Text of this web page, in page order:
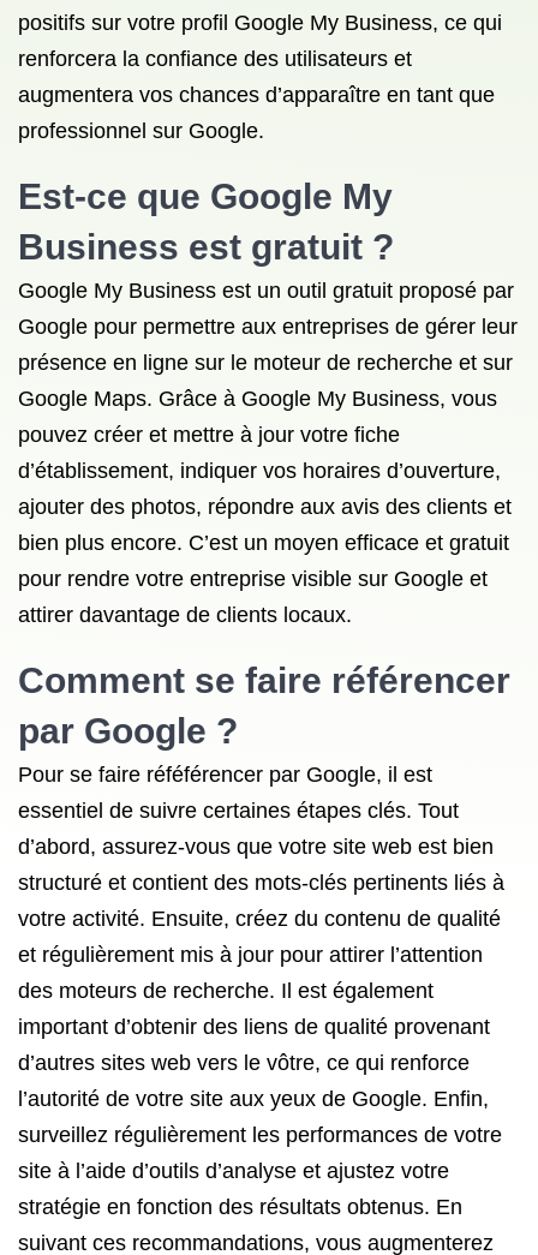
positifs sur votre profil Google My Business, ce qui
renforcera la confiance des utilisateurs et
augmentera vos chances d’apparaître en tant que
professionnel sur Google.
Est-ce que Google My
Business est gratuit ?
Google My Business est un outil gratuit proposé par
Google pour permettre aux entreprises de gérer leur
présence en ligne sur le moteur de recherche et sur
Google Maps. Grâce à Google My Business, vous
pouvez créer et mettre à jour votre fiche
d’établissement, indiquer vos horaires d’ouverture,
ajouter des photos, répondre aux avis des clients et
bien plus encore. C’est un moyen efficace et gratuit
pour rendre votre entreprise visible sur Google et
attirer davantage de clients locaux.
Comment se faire référencer
par Google ?
Pour se faire réféférencer par Google, il est
essentiel de suivre certaines étapes clés. Tout
d’abord, assurez-vous que votre site web est bien
structuré et contient des mots-clés pertinents liés à
votre activité. Ensuite, créez du contenu de qualité
et régulièrement mis à jour pour attirer l’attention
des moteurs de recherche. Il est également
important d’obtenir des liens de qualité provenant
d’autres sites web vers le vôtre, ce qui renforce
l’autorité de votre site aux yeux de Google. Enfin,
surveillez régulièrement les performances de votre
site à l’aide d’outils d’analyse et ajustez votre
stratégie en fonction des résultats obtenus. En
suivant ces recommandations, vous augmenterez